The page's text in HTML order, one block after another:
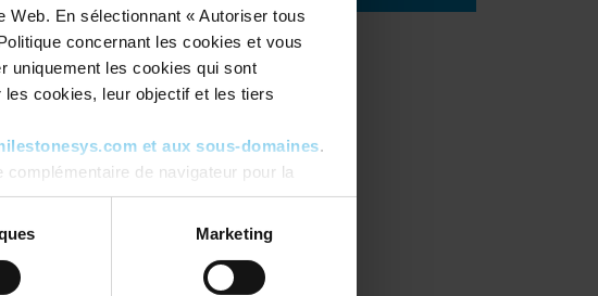
En sélectionnant « Autoriser tous
concernant les cookies et vous
uniquement les cookies qui sont
cookies, leur objectif et les tiers
et aux sous-domaines.
de navigateur pour la
. Vous pouvez toujoursmodifier
Marketing